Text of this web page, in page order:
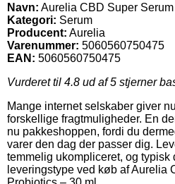
Navn: Aurelia CBD Super
Kategori: Serum
Producent: Aurelia
Varenummer: 5060560750475
EAN: 5060560750475
Vurderet til 4.8 ud af 5 stjerner
Mange internet selskaber giver
forskellige fragtmuligheder. En
nu pakkeshoppen, fordi du
varer den dag der passer dig.
temmelig ukompliceret, og
leveringstype ved køb af Aurelia